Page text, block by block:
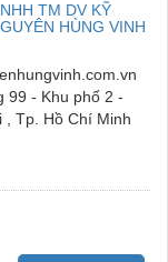
TM DV KỸ
HÙNG VINH
99 - Khu phố 2 -
, Tp. Hồ Chí Minh